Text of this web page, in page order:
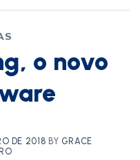
o novo
DE 2018 BY GRACE